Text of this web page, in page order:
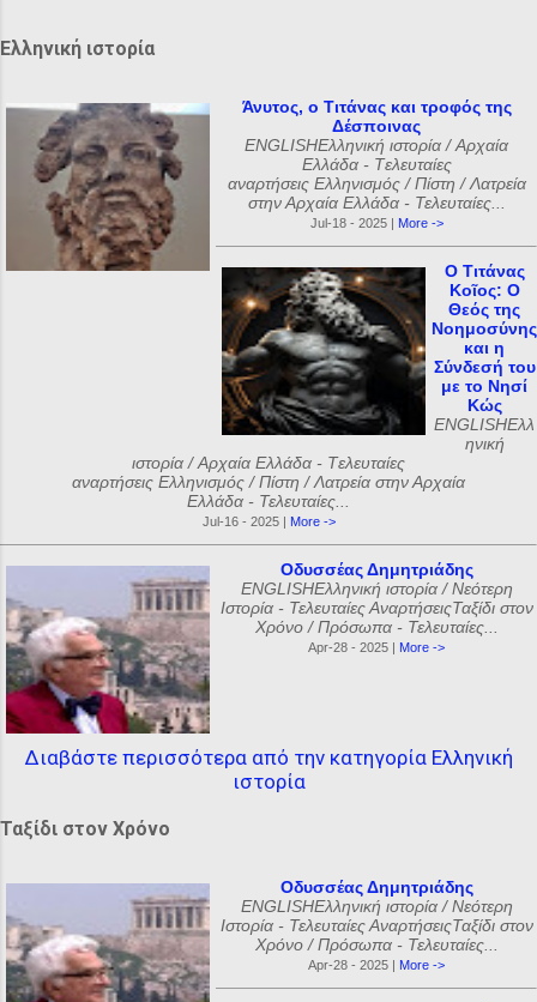
Ελληνική ιστορία
Άνυτος, ο Τιτάνας και τροφός της
Δέσποινας
ENGLISHΕλληνική ιστορία / Αρχαία
Ελλάδα - Tελευταίες
αναρτήσεις Ελληνισμός / Πίστη / Λατρεία
στην Αρχαία Ελλάδα - Τελευταίες...
Jul-18 - 2025 | More ->
Ο Τιτάνας
Κοῖος: Ο
Θεός της
Νοημοσύνης
και η
Σύνδεσή του
με το Νησί
Κώς
ENGLISHΕλλ
ηνική
ιστορία / Αρχαία Ελλάδα - Tελευταίες
αναρτήσεις Ελληνισμός / Πίστη / Λατρεία στην Αρχαία
Ελλάδα - Τελευταίες...
Jul-16 - 2025 | More ->
Οδυσσέας Δημητριάδης
ENGLISHΕλληνική ιστορία / Νεότερη
Ιστορία - Τελευταίες ΑναρτήσειςΤαξίδι στον
Χρόνο / Πρόσωπα - Τελευταίες...
Apr-28 - 2025 | More ->
Διαβάστε περισσότερα από την κατηγορία Ελληνική
ιστορία
Ταξίδι στον Χρόνο
Οδυσσέας Δημητριάδης
ENGLISHΕλληνική ιστορία / Νεότερη
Ιστορία - Τελευταίες ΑναρτήσειςΤαξίδι στον
Χρόνο / Πρόσωπα - Τελευταίες...
Apr-28 - 2025 | More ->